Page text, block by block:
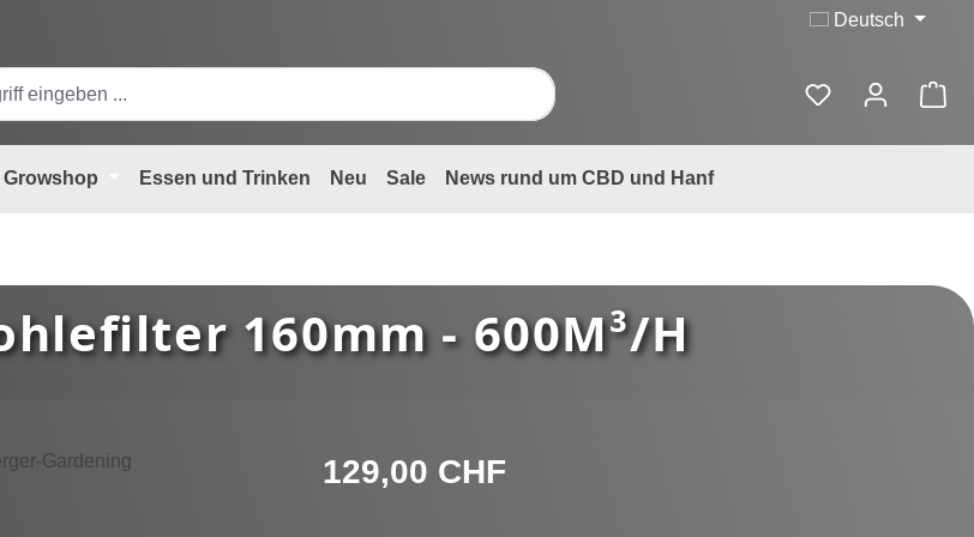
Deutsch
Growshop Essen und Trinken Neu Sale News rund um CBD und Hanf
160mm - 600M³/H
Regulärer Preis:
129,00 CHF